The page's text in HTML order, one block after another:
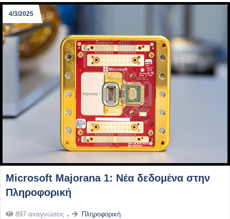
4/3/2025
Microsoft Majorana 1: Νέα δεδομένα στην
Πληροφορική
897 αναγνώσεις Πληροφορική